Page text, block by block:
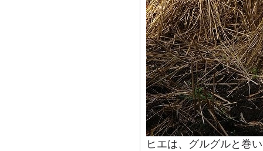
ヒエは、グルグルと巻